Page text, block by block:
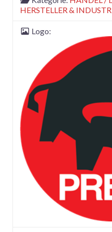
HERSTELLER &
Logo: